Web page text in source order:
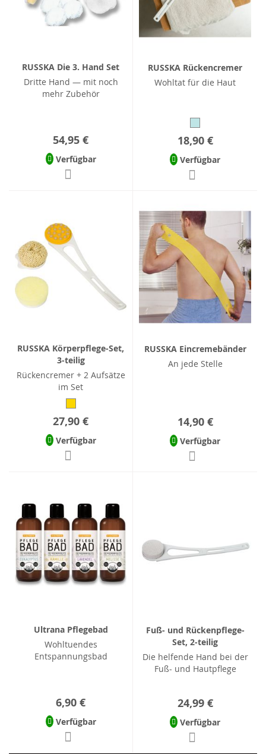
RUSSKA Die 3. Hand Set
Dritte Hand — mit noch
mehr Zubehör
54,95 €
Verfügbar
RUSSKA Rückencremer
Wohltat für die Haut
18,90 €
Verfügbar
RUSSKA Körperpflege-Set,
3-teilig
Rückencremer + 2 Aufsätze
im Set
27,90 €
Verfügbar
RUSSKA Eincremebänder
An jede Stelle
14,90 €
Verfügbar
Ultrana Pflegebad
Wohltuendes
Entspannungsbad
6,90 €
Verfügbar
Fuß- und Rückenpflege-
Set, 2-teilig
Die helfende Hand bei der
Fuß- und Hautpflege
24,99 €
Verfügbar